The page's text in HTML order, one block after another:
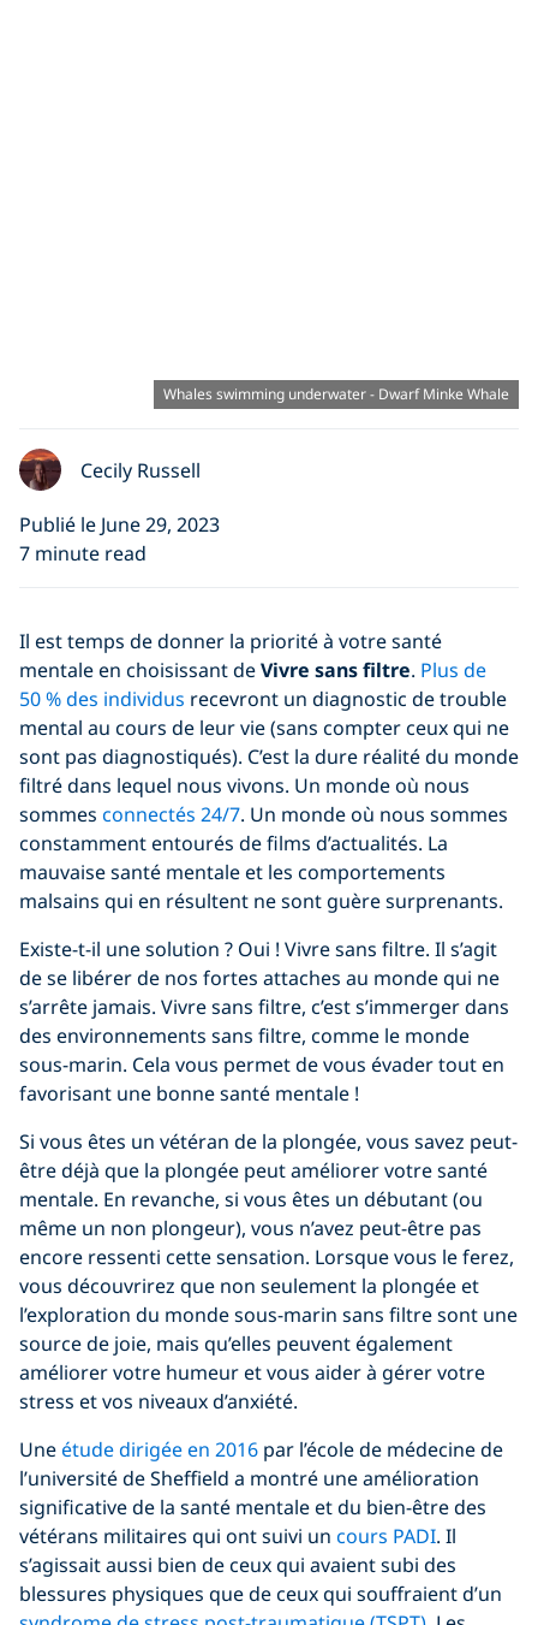
Whales swimming underwater - Dwarf Minke Whale
Cecily Russell
Publié le June 29, 2023
7 minute read
Il est temps de donner la priorité à votre santé
mentale en choisissant deVivre sans filtre. Plus de
50 % des individus recevront un diagnostic de trouble
mental au cours de leur vie (sans compter ceux qui ne
sont pas diagnostiqués). C’est la dure réalité du monde
filtré dans lequel nous vivons. Un monde où nous
sommes connectés 24/7. Un monde où nous sommes
constamment entourés de films d’actualités. La
mauvaise santé mentale et les comportements
malsains qui en résultent ne sont guère surprenants.
Existe-t-il une solution ? Oui ! Vivre sans filtre. Il s’agit
de se libérer de nos fortes attaches au monde qui ne
s’arrête jamais. Vivre sans filtre, c’est s’immerger dans
des environnements sans filtre, comme le monde
sous-marin. Cela vous permet de vous évader tout en
favorisant une bonne santé mentale !
Si vous êtes un vétéran de la plongée, vous savez peut-
être déjà que la plongée peut améliorer votre santé
mentale. En revanche, si vous êtes un débutant (ou
même un non plongeur), vous n’avez peut-être pas
encore ressenti cette sensation. Lorsque vous le ferez,
vous découvrirez que non seulement la plongée et
l’exploration du monde sous-marin sans filtre sont une
source de joie, mais qu’elles peuvent également
améliorer votre humeur et vous aider à gérer votre
stress et vos niveaux d’anxiété.
Uneétude dirigée en 2016 par l’école de médecine de
l’université de Sheffield a montré une amélioration
significative de la santé mentale et du bien-être des
vétérans militaires qui ont suivi un cours PADI. Il
s’agissait aussi bien de ceux qui avaient subi des
blessures physiques que de ceux qui souffraient d’un